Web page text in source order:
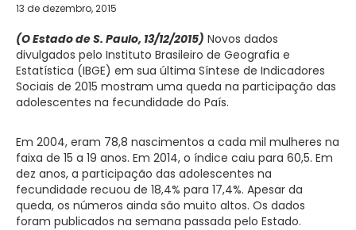
13 de dezembro, 2015
(O Estado de S. Paulo, 13/12/2015) Novos dados
divulgados pelo Instituto Brasileiro de Geografia e
Estatística (IBGE) em sua última Síntese de Indicadores
Sociais de 2015 mostram uma queda na participação das
adolescentes na fecundidade do País.
Em 2004, eram 78,8 nascimentos a cada mil mulheres na
faixa de 15 a 19 anos. Em 2014, o índice caiu para 60,5. Em
dez anos, a participação das adolescentes na
fecundidade recuou de 18,4% para 17,4%. Apesar da
queda, os números ainda são muito altos. Os dados
foram publicados na semana passada pelo Estado.